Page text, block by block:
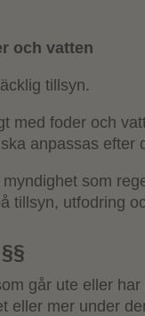
och vatten
tillsyn.
med foder och
anpassas efter
som
tillsyn, utfodring
går ute eller
eller mer under